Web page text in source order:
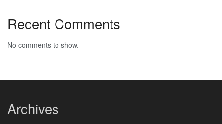
Recent Comments
No comments to show.
Archives